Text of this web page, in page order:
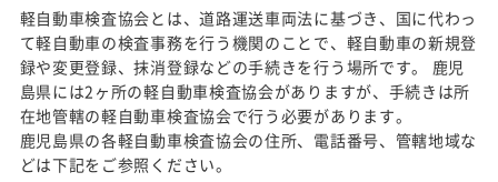
軽自動車検査協会とは、道路運送車両法に基づき、国に代わっ
て軽自動車の検査事務を行う機関のことで、軽自動車の新規登
録や変更登録、抹消登録などの手続きを行う場所です。 鹿児
島県には2ヶ所の軽自動車検査協会がありますが、手続きは所
在地管轄の軽自動車検査協会で行う必要があります。
鹿児島県の各軽自動車検査協会の住所、電話番号、管轄地域な
どは下記をご参照ください。